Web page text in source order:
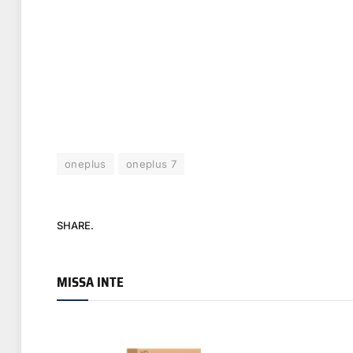
oneplus oneplus 7
SHARE.
MISSA INTE